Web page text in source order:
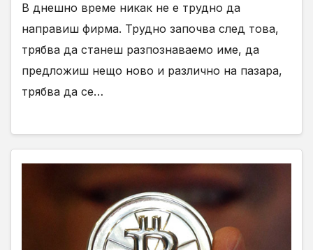
В днешно време никак не е трудно да
направиш фирма. Трудно започва след това,
трябва да станеш разпознаваемо име, да
предложиш нещо ново и различно на пазара,
трябва да се…